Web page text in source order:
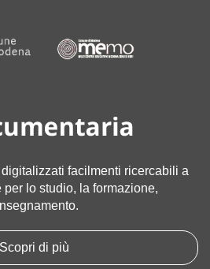
facilmenti ricercabili a
lo studio, la formazione,
Scopri di più